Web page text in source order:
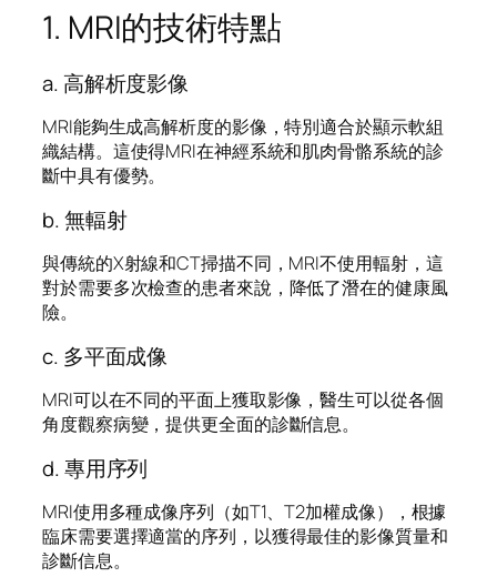
1. MRI的技術特點
a. 高解析度影像
MRI能夠生成高解析度的影像，特別適合於顯示軟組
織結構。這使得MRI在神經系統和肌肉骨骼系統的診
斷中具有優勢。
b. 無輻射
與傳統的X射線和CT掃描不同，MRI不使用輻射，這
對於需要多次檢查的患者來說，降低了潛在的健康風
險。
c. 多平面成像
MRI可以在不同的平面上獲取影像，醫生可以從各個
角度觀察病變，提供更全面的診斷信息。
d. 專用序列
MRI使用多種成像序列（如T1、T2加權成像），根據
臨床需要選擇適當的序列，以獲得最佳的影像質量和
診斷信息。